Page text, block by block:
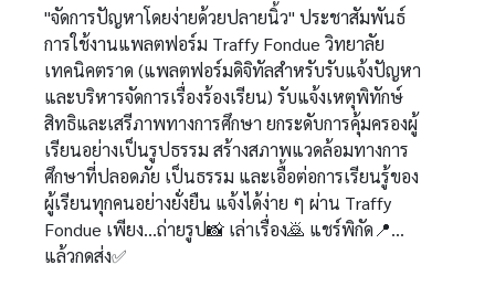
"จัดการปัญหาโดยง่ายด้วยปลายนิ้ว" ประชาสัมพันธ์
การใช้งานแพลตฟอร์ม Traffy Fondue วิทยาลัย
เทคนิคตราด (แพลตฟอร์มดิจิทัลสำหรับรับแจ้งปัญหา
และบริหารจัดการเรื่องร้องเรียน) รับแจ้งเหตุพิทักษ์
สิทธิและเสรีภาพทางการศึกษา ยกระดับการคุ้มครองผู้
เรียนอย่างเป็นรูปธรรม สร้างสภาพแวดล้อมทางการ
ศึกษาที่ปลอดภัย เป็นธรรม และเอื้อต่อการเรียนรู้ของ
ผู้เรียนทุกคนอย่างยั่งยืน แจ้งได้ง่าย ๆ ผ่าน Traffy
Fondue เพียง...ถ่ายรูป📸 เล่าเรื่อง🙇 แชร์พิกัด📍...
แล้วกดส่ง✅